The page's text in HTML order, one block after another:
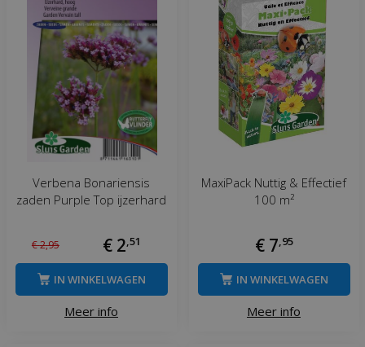
Verbena Bonariensis
zaden Purple Top ijzerhard
€2,95 € 2 51
Meer info
IN WINKELWAGEN
MaxiPack Nuttig & Effectief
100 m²
€ 7 95
Meer info
IN WINKELWAGEN